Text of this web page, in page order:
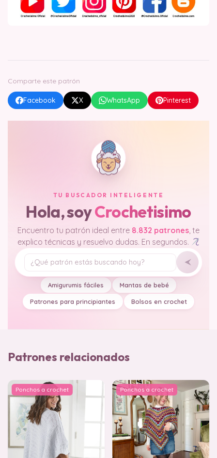
Comparte este patrón
Facebook X WhatsApp Pinterest
TU BUSCADOR INTELIGENTE
Hola, soyCrochetisimo
Encuentro tu patrón ideal entre 8.832 patrones, te
explico técnicas y resuelvo dudas. En segundos.
Tu pregunta
Amigurumis fáciles Mantas de bebé
Patrones para principiantes Bolsos en crochet
Patrones relacionados
Ponchos a crochet Ponchos a crochet